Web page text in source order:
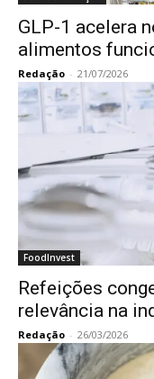
GLP-1 acelera
alimentos
Redação - 21/07/2026
FoodInvest
Refeições
relevância na
Redação - 26/03/2026